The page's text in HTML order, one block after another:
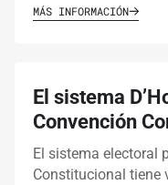
MÁS INFORMACIÓN
El sistema
Convención
El sistema electoral
Constitucional tiene